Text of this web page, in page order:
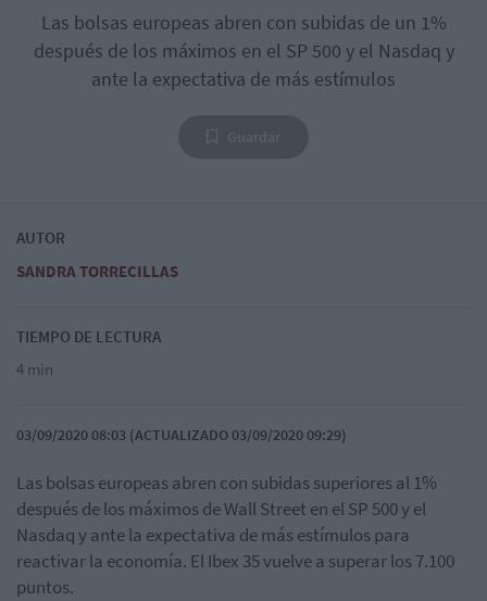
Las bolsas europeas abren con subidas de un 1%
después de los máximos en el SP 500 y el Nasdaq y
ante la expectativa de más estímulos
AUTOR
SANDRA TORRECILLAS
TIEMPO DE LECTURA
4 min
03/09/2020 08:03 (ACTUALIZADO 03/09/2020 09:29)
Las bolsas europeas abren con subidas superiores al 1%
después de los máximos de Wall Street en el SP 500 y el
Nasdaq y ante la expectativa de más estímulos para
reactivar la economía. El Ibex 35 vuelve a superar los 7.100
puntos.